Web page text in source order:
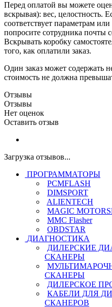
Перед оплатой вы можете
вскрывая): вес, целостность.
соответствует параметрам
попросите сотрудника почты
Вскрывать коробку
того, как оплатили заказ.
Один заказ может содержать
стоимость не должна
Отзывы
Отзывы
Нет оценок
Оставить отзыв
Загрузка отзывов...
ПРОГРАММАТОРЫ
PCMFLASH
DIMSPORT
ALIENTECH
MAGIC
MMC Flasher
OBDSTAR
ДИАГНОСТИКА
ДИЛЕРСКИЕ
СКАНЕРЫ
СКАНЕРЫ
ДИЛЕРСКОЕ
КАБЕЛИ ДЛЯ
СКАНЕРОВ